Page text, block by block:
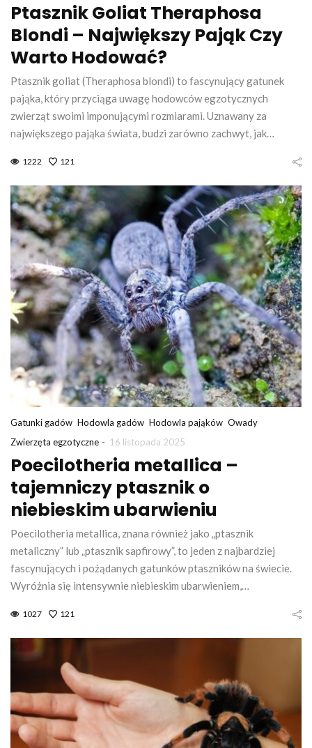
Ptasznik Goliat Theraphosa
Blondi – Największy Pająk Czy
Warto Hodować?
Ptasznik goliat (Theraphosa blondi) to fascynujący gatunek
pająka, który przyciąga uwagę hodowców egzotycznych
zwierząt swoimi imponującymi rozmiarami. Uznawany za
największego pająka świata, budzi zarówno zachwyt, jak…
1222 121
Gatunki gadów Hodowla gadów Hodowla pająków Owady
Zwierzęta egzotyczne - 16 listopada 2025
Poecilotheria metallica –
tajemniczy ptasznik o
niebieskim ubarwieniu
Poecilotheria metallica, znana również jako „ptasznik
metaliczny” lub „ptasznik sapfirowy”, to jeden z najbardziej
fascynujących i pożądanych gatunków ptaszników na świecie.
Wyróżnia się intensywnie niebieskim ubarwieniem,…
1027 121